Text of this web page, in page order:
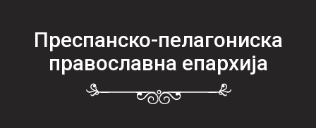
Преспанско-пелагониска
православна епархија